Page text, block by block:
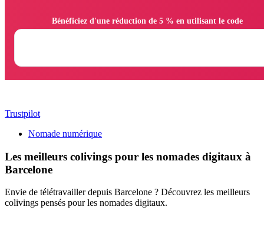
Trustpilot
Nomade numérique
Les meilleurs colivings pour les nomades digitaux à
Barcelone
Envie de télétravailler depuis Barcelone ? Découvrez les meilleurs
colivings pensés pour les nomades digitaux.